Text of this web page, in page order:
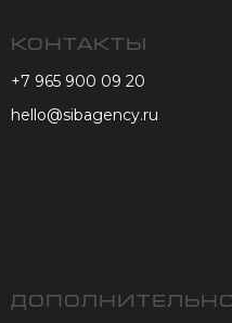
Контакты
+7 965 900 09 20
hello@sibagency.ru